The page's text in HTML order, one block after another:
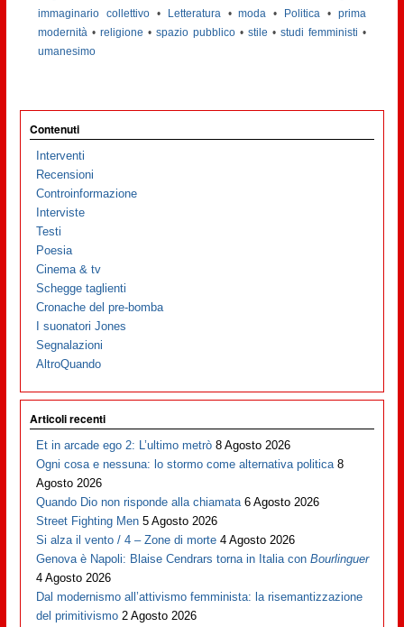
immaginario collettivo• Letteratura •moda • Politica •prima
modernità • religione • spazio pubblico •stile •studi femministi •
umanesimo
Contenuti
Interventi
Recensioni
Controinformazione
Interviste
Testi
Poesia
Cinema & tv
Schegge taglienti
Cronache del pre-bomba
I suonatori Jones
Segnalazioni
AltroQuando
Articoli recenti
Et in arcade ego 2: L’ultimo metrò 8 Agosto 2026
Ogni cosa e nessuna: lo stormo come alternativa politica 8
Agosto 2026
Quando Dio non risponde alla chiamata 6 Agosto 2026
Street Fighting Men 5 Agosto 2026
Si alza il vento / 4 – Zone di morte 4 Agosto 2026
Genova è Napoli: Blaise Cendrars torna in Italia conBourlinguer
4 Agosto 2026
Dal modernismo all’attivismo femminista: la risemantizzazione
del primitivismo 2 Agosto 2026